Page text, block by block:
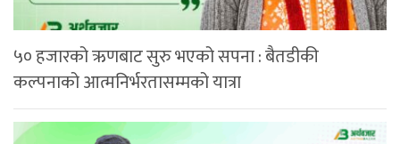
५० हजारको ऋणबाट सुरु भएको सपना : बैतडीकी
कल्पनाको आत्मनिर्भरतासम्मको यात्रा